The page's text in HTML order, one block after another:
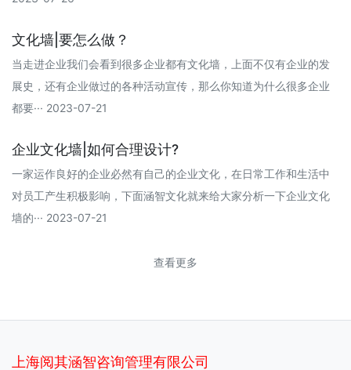
文化墙|要怎么做？
当走进企业我们会看到很多企业都有文化墙，上面不仅有企业的发
展史，还有企业做过的各种活动宣传，那么你知道为什么很多企业
都要··· 2023-07-21
企业文化墙|如何合理设计?
一家运作良好的企业必然有自己的企业文化，在日常工作和生活中
对员工产生积极影响，下面涵智文化就来给大家分析一下企业文化
墙的··· 2023-07-21
查看更多
上海阅其涵智咨询管理有限公司